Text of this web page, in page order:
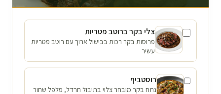
צלי בקר ברוטב פטריות
פרוסות בקר רכות בבישול ארוך עם רוטב פטריות
עשיר
רוסטביף
נתח בקר מובחר צלוי בתיבול חרדל, פלפל שחור